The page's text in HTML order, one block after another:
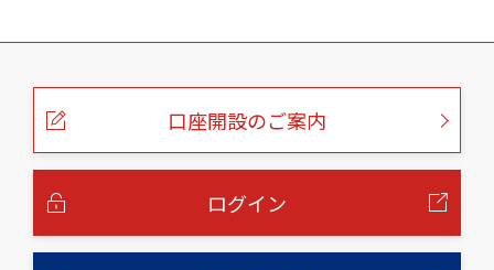
こ
口座開設のご案内
ログイン